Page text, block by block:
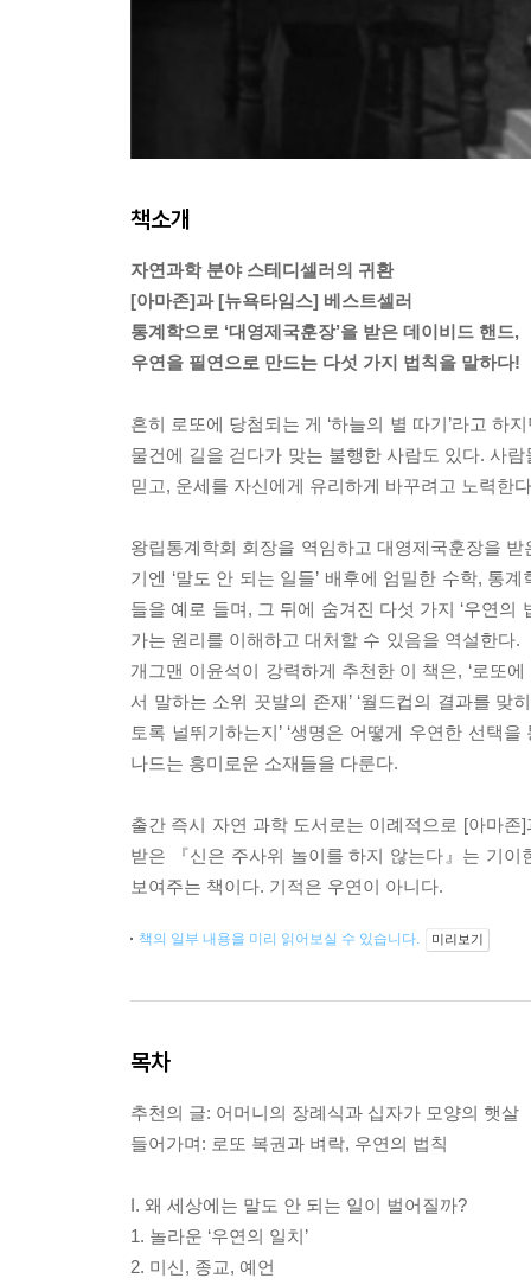
책소개
자연과학 분야 스테디셀러의 귀환
[아마존]과 [뉴욕타임스] 베스트셀러
통계학으로 ‘대영제국훈장’을 받은 데이비드 핸드,
우연을 필연으로 만드는 다섯 가지 법칙을 말하다!
흔히 로또에 당첨되는 게 ‘하늘의 별 따기’라고 하
물건에 길을 걷다가 맞는 불행한 사람도 있다. 사람
믿고, 운세를 자신에게 유리하게 바꾸려고 노력한
왕립통계학회 회장을 역임하고 대영제국훈장을
기엔 ‘말도 안 되는 일들’ 배후에 엄밀한 수학, 통
들을 예로 들며, 그 뒤에 숨겨진 다섯 가지 ‘우연
가는 원리를 이해하고 대처할 수 있음을 역설한다
개그맨 이윤석이 강력하게 추천한 이 책은, ‘로또
서 말하는 소위 끗발의 존재’ ‘월드컵의 결과를 맞
토록 널뛰기하는지’ ‘생명은 어떻게 우연한 선택
나드는 흥미로운 소재들을 다룬다.
출간 즉시 자연 과학 도서로는 이례적으로 [아마
받은 『신은 주사위 놀이를 하지 않는다』는 기
보여주는 책이다. 기적은 우연이 아니다.
책의 일부 내용을 미리 읽어보실 수 있습니다. 미리보기
목차
추천의 글: 어머니의 장례식과 십자가 모양의 햇살
들어가며: 로또 복권과 벼락, 우연의 법칙
I. 왜 세상에는 말도 안 되는 일이 벌어질까?
1. 놀라운 ‘우연의 일치’
2. 미신, 종교, 예언